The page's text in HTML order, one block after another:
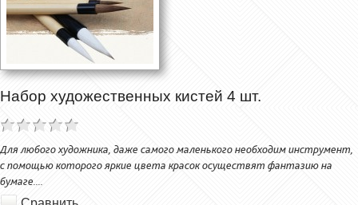
Набор художественных кистей 4 шт.
Для любого художника, даже самого маленького необходим инструмент,
с помощью которого яркие цвета красок осуществят фантазию на
бумаге....